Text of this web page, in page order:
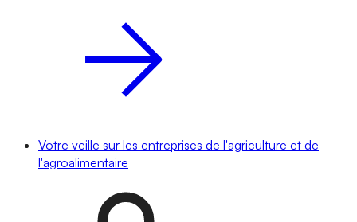
Votre veille sur les entreprises de l'agriculture et de
l'agroalimentaire